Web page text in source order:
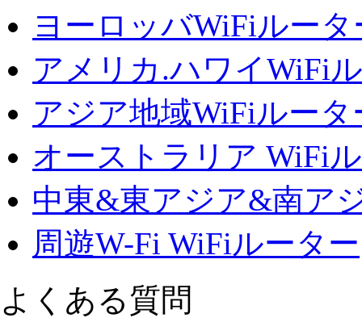
ヨーロッバWiFiルータ
アメリカ.ハワイWiFi
アジア地域WiFiルータ
オーストラリア WiFi
中東&東アジア&南ア
周遊W-Fi WiFiルーター
よくある質問